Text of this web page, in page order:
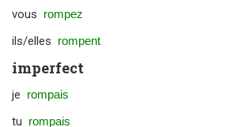
vous rompez
ils/elles rompent
imperfect
je rompais
tu rompais